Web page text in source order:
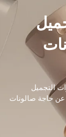
التجميل
حاجة صالونات